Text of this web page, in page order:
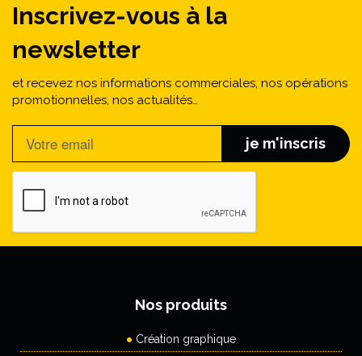
Inscrivez-vous à la
newsletter
et recevez nos informations commerciales, nos opérations
promotionnelles, nos actualités…
je m'inscris
Nos produits
Création graphique